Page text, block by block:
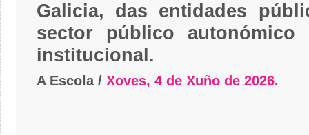
Galicia, das entidades
sector público autonómico
institucional.
A Escola / Xoves, 4 de Xuño de 2026.